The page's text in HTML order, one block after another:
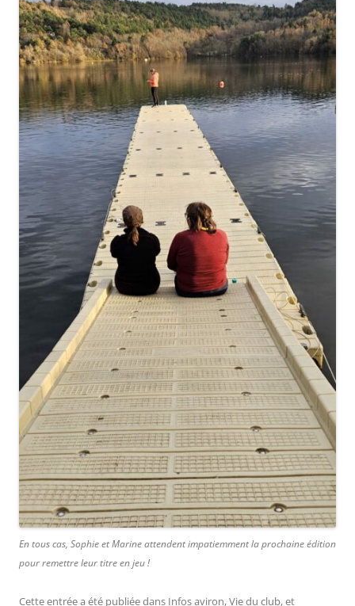
En tous cas, Sophie et Marine attendent impatiemment la prochaine édition
pour remettre leur titre en jeu !
Cette entrée a été publiée dans Infos aviron,Vie du club, et